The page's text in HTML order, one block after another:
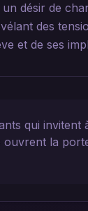
désir de
des
et de ses
qui
la